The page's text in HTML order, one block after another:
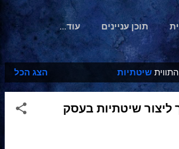
תוכן עניינים ‏עוד…
שיטתיות הצג הכל
ליצור שיטתיות בעסק